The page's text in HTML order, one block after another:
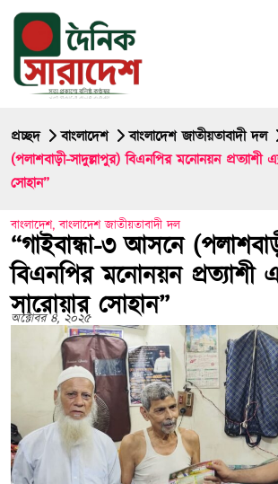
প্রচ্ছদ বাংলাদেশ বাংলাদেশ জাতীয়তাবাদী দল
(পলাশবাড়ী-সাদুল্লাপুর) বিএনপির মনোনয়ন প্রত্যাশী
সোহান”
বাংলাদেশ,বাংলাদেশ জাতীয়তাবাদী দল
“গাইবান্ধা-৩ আসনে
বিএনপির মনোনয়ন প্রত্যাশী
সারোয়ার সোহান”
অক্টোবর ৪, ২০২৫